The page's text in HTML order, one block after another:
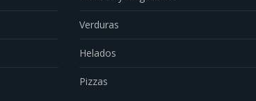
Verduras
Helados
Pizzas